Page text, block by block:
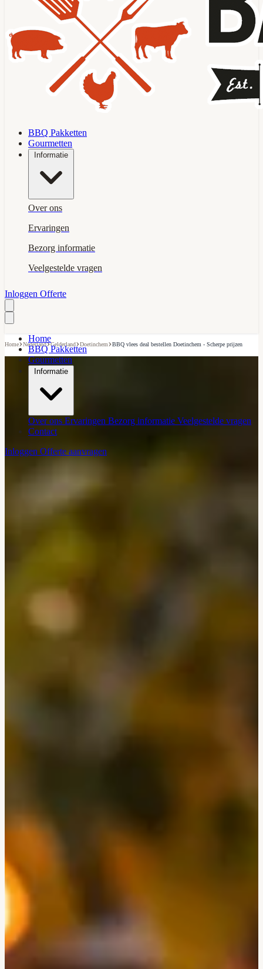
BBQ Pakketten
Gourmetten
Informatie
Over ons
Ervaringen
Bezorg informatie
Veelgestelde vragen
Inloggen Offerte
Home
BBQ Pakketten
Gourmetten
Informatie
Over ons Ervaringen Bezorg informatie Veelgestelde vragen
Contact
Inloggen Offerte aanvragen
Home›Nederland›Gelderland›Doetinchem›BBQ vlees deal bestellen Doetinchem - Scherpe prijzen